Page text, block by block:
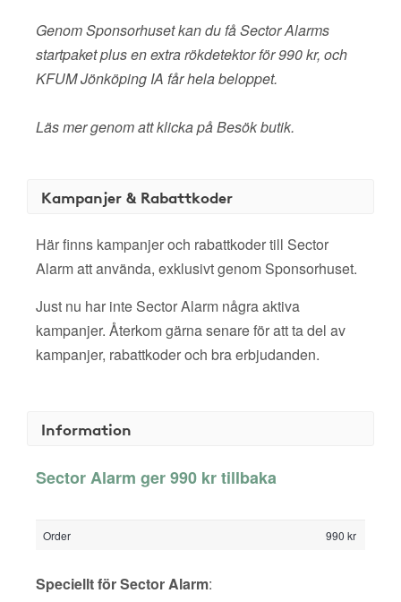
Genom Sponsorhuset kan du få Sector Alarms
startpaket plus en extra rökdetektor för 990 kr, och
KFUM Jönköping IA får hela beloppet.
Läs mer genom att klicka på Besök butik.
Kampanjer & Rabattkoder
Här finns kampanjer och rabattkoder till Sector
Alarm att använda, exklusivt genom Sponsorhuset.
Just nu har inte Sector Alarm några aktiva
kampanjer. Återkom gärna senare för att ta del av
kampanjer, rabattkoder och bra erbjudanden.
Information
Sector Alarm ger 990 kr tillbaka
Order 990 kr
Speciellt för Sector Alarm: